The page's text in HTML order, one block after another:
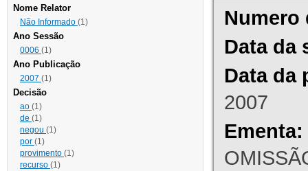
Nome Relator
Não Informado (1)
Ano Sessão
0006 (1)
Ano Publicação
2007 (1)
Decisão
ao (1)
de (1)
negou (1)
por (1)
provimento (1)
recurso (1)
Numero
Data da
Data da
2007
Ementa: